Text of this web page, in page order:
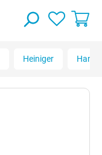
Heiniger